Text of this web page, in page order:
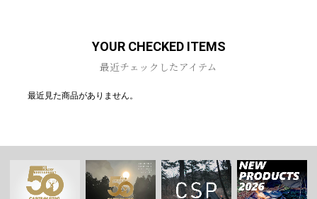
YOUR CHECKED ITEMS
最近チェックしたアイテム
最近見た商品がありません。